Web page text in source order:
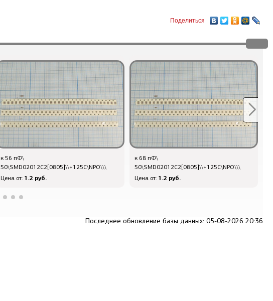
Поделиться
к 56 пФ\
50\SMD02012C2[0805]\\+125C\NPO\\\
Цена от: 1.2 руб.
к 68 пФ\
50\SMD02012C2[0805]\\+125C\NPO\\\
Цена от: 1.2 руб.
Последнее обновление базы данных: 05-08-2026 20:36